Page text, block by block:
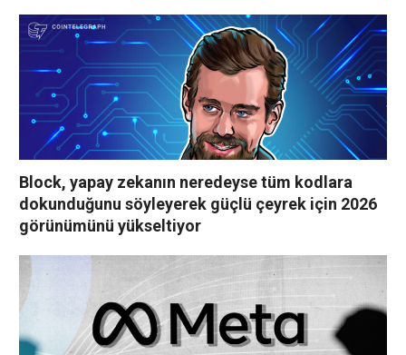
Block, yapay zekanın neredeyse tüm kodlara
dokunduğunu söyleyerek güçlü çeyrek için 2026
görünümünü yükseltiyor